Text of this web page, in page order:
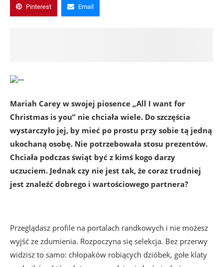
Pinterest Email
Mariah Carey w swojej piosence „All I want for
Christmas is you” nie chciała wiele. Do szczęścia
wystarczyło jej, by mieć po prostu przy sobie tą jedną
ukochaną osobę. Nie potrzebowała stosu prezentów.
Chciała podczas świąt być z kimś kogo darzy
uczuciem. Jednak czy nie jest tak, że coraz trudniej
jest znaleźć dobrego i wartościowego partnera?
Przeglądasz profile na portalach randkowych i nie możesz
wyjść ze zdumienia. Rozpoczyna się selekcja. Bez przerwy
widzisz to samo: chłopaków robiących dzióbek, gołe klaty